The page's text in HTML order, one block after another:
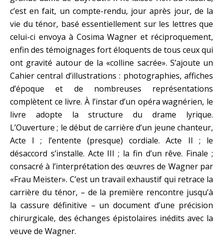
c’est en fait, un compte-rendu, jour après jour, de la
vie du ténor, basé essentiellement sur les lettres que
celui-ci envoya à Cosima Wagner et réciproquement,
enfin des témoignages fort éloquents de tous ceux qui
ont gravité autour de la «colline sacrée». S’ajoute un
Cahier central d’illustrations : photographies, affiches
d’époque et de nombreuses représentations
complètent ce livre. À l’instar d’un opéra wagnérien, le
livre adopte la structure du drame lyrique.
L’Ouverture ; le début de carrière d’un jeune chanteur,
Acte I ; l’entente (presque) cordiale. Acte II ; le
désaccord s’installe. Acte III ; la fin d’un rêve. Finale ;
consacré à l’interprétation des œuvres de Wagner par
«Frau Meister». C’est un travail exhaustif qui retrace la
carrière du ténor, – de la première rencontre jusqu’à
la cassure définitive – un document d’une précision
chirurgicale, des échanges épistolaires inédits avec la
veuve de Wagner.